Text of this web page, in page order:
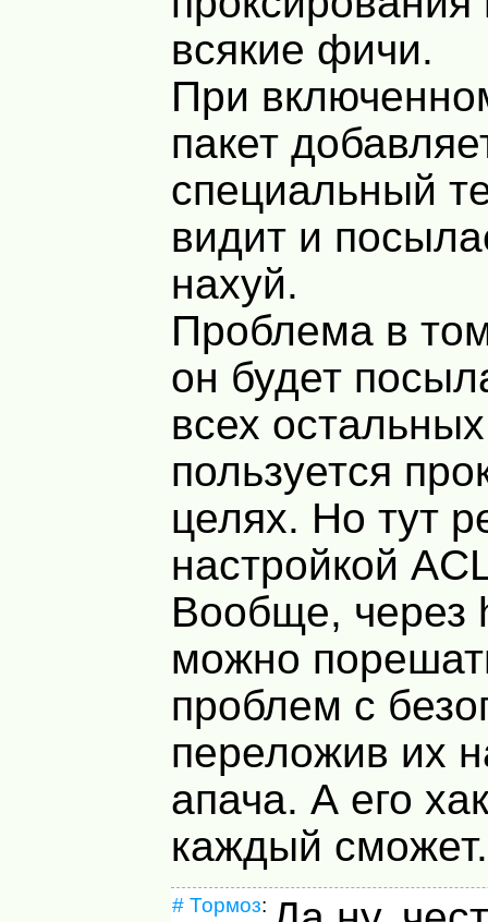
всякие фичи.
При
пакет
специальный
видит и
нахуй.
Проблема в
он будет
всех
пользуется
целях. Но тут
настройкой
Вообще, через
можно
проблем с
переложив их
апача. А его
каждый сможет.
# Тормоз: